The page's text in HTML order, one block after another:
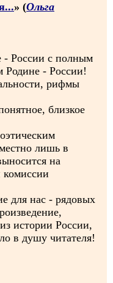
» (Ольга
- России с полным
Родине - России!
рифмы
близкое
лишь в
на
комиссии
для нас - рядовых
истории России,
в душу читателя!